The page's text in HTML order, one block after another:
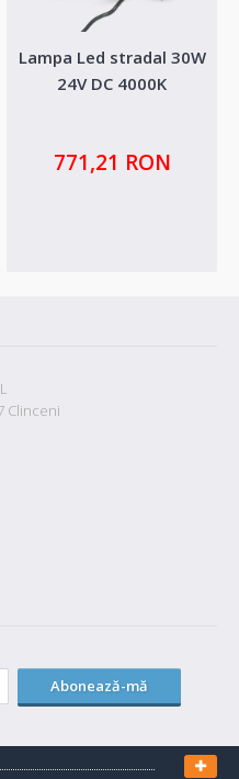
Lampa Led stradal 30W
24V DC 4000K
771,21 RON
Clinceni
Abonează-mă